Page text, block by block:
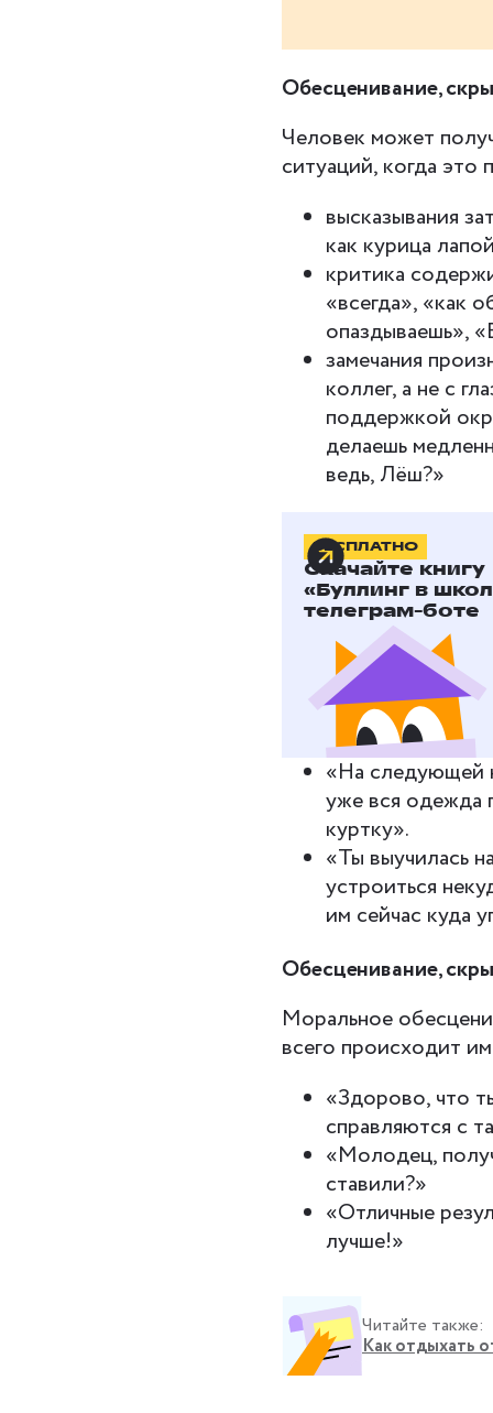
Обесценивание,
Человек может
ситуаций, когда
высказывания
как курица
критика
«всегда», «как
опаздываешь»,
замечания
коллег, а не с
поддержкой
делаешь
ведь, Лёш?»
БЕСПЛАТНО
Скачайте книгу
«Буллинг в
телеграм-боте
Обесценивание,
В этом случае
уверен, что
заботу. Совет
или обнаружил их
«Ты так
тебе будет
«На следующей
уже вся одежда
куртку».
«Ты выучилась
устроиться
им сейчас куда
Обесценивание,
Моральное
всего происходит
«Здорово, что
справляются с
«Молодец,
ставили?»
«Отличные
лучше!»
Читайте также:
Как отдыхать